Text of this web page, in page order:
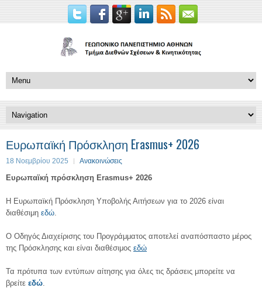
Ευρωπαϊκή Πρόσκληση Erasmus+ 2026
18 Νοεμβρίου 2025 Ανακοινώσεις
Ευρωπαϊκή πρόσκληση Erasmus+ 2026
Η Ευρωπαϊκή Πρόσκληση Υποβολής Αιτήσεων για το 2026 είναι
διαθέσιμη εδώ.
Ο Οδηγός Διαχείρισης του Προγράμματος αποτελεί αναπόσπαστο μέρος
της Πρόσκλησης και είναι διαθέσιμος εδώ
Τα πρότυπα των εντύπων αίτησης για όλες τις δράσεις μπορείτε να
βρείτε εδώ.